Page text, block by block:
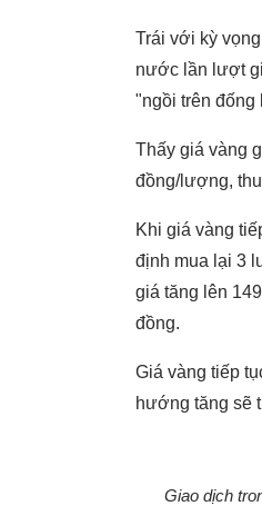
Trái với kỳ
nước lần lượt
"ngồi trên đống
Thấy giá vàng
đồng/lượng,
Khi giá vàng
định mua lại 3
giá tăng lên
đồng.
Giá vàng tiếp
hướng tăng sẽ
Giao dịch